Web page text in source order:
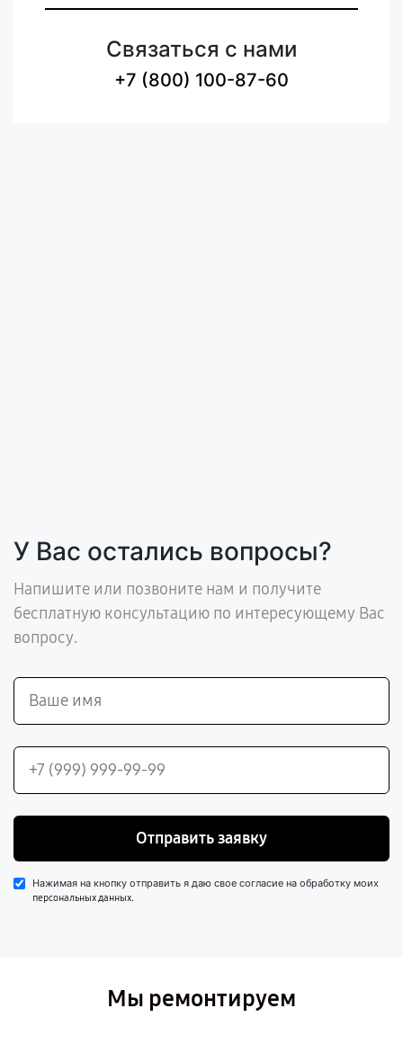
Связаться с нами
+7 (800) 100-87-60
У Вас остались вопросы?
Напишите или позвоните нам и получите
бесплатную консультацию по интересующему Вас
вопросу.
Отправить заявку
Нажимая на кнопку отправить я даю свое согласие на обработку моих
персональных данных.
Мы ремонтируем